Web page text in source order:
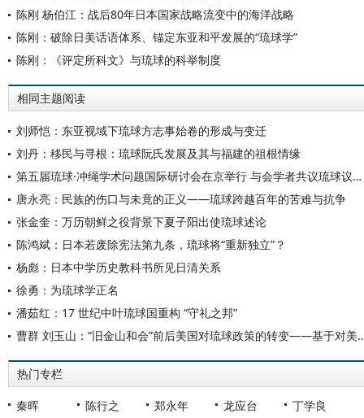
陈刚 杨伯江：战后80年日本国家战略流变中的海洋战略
陈刚：破除日美话语体系、锚定东亚和平发展的“琉球学”
陈刚：《评定所科文》与琉球的科举制度
相同主题阅读
刘师恺：东亚视域下琉球方志事始卷的形成与变迁
刘丹：移民与寻根：琉球阮氏发展及其与福建的祖根情缘
第五届琉球·冲绳学术问题国际研讨会在京举行 与会学者共议琉球议题守护东亚和平
唐永亮：民族的伤口与未竟的正义——琉球跨越百年的苦难与抗争
张金奎：万历朝鲜之役背景下夏子阳出使琉球述论
陈鸿斌：日本若废除宪法第九条，琉球将“重新独立”？
杨彪：日本中学历史教科书所见日清关系
徐勇：为琉球学正名
潘茹红：17 世纪中叶琉球国重构 “守礼之邦”
曹群 刘玉山：“旧金山和会”前后
热门专栏
秦晖 陈行之 郑永年 龙应台
丁学良